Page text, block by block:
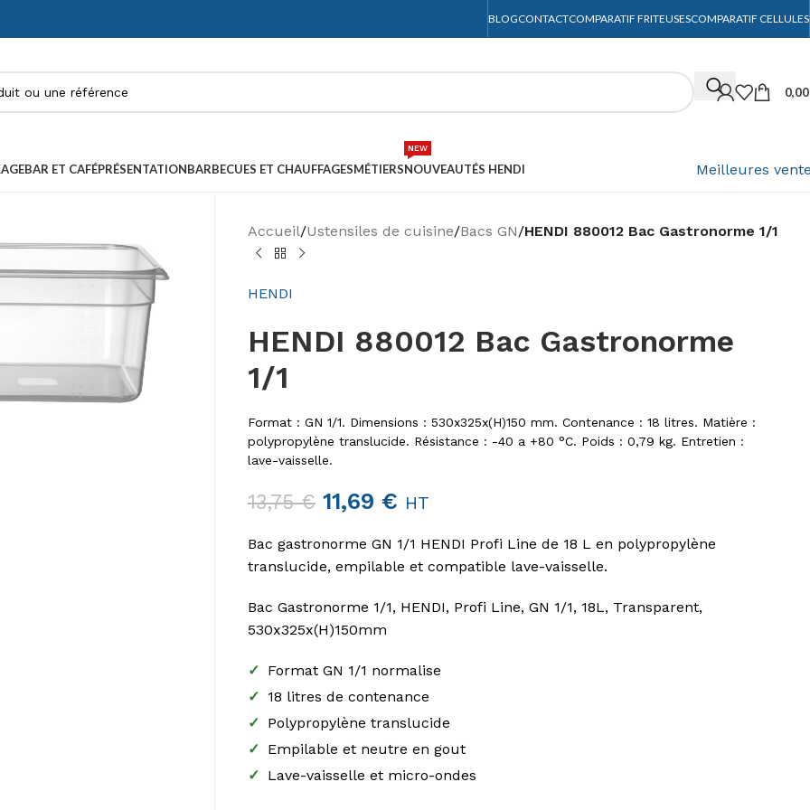
BLOGCONTACTCOMPARATIF FRITEUSESCOMPARATIF CELLULES
BAR ET CAFÉPRÉSENTATIONBARBECUES ET CHAUFFAGESMÉTIERSNOUVEAUTÉS HENDI
NEW
Meilleures
Accueil/Ustensiles de cuisine/Bacs GN/HENDI 880012 Bac Gastronorme 1/1
HENDI
HENDI 880012 Bac Gastronorme
1/1
Format : GN 1/1. Dimensions : 530x325x(H)150 mm. Contenance : 18 litres. Matière :
polypropylène translucide. Résistance : -40 a +80 °C. Poids : 0,79 kg. Entretien :
lave-vaisselle.
13,75€ 11,69 € HT
Bac gastronorme GN 1/1 HENDI Profi Line de 18 L en polypropylène
translucide, empilable et compatible lave-vaisselle.
Bac Gastronorme 1/1, HENDI, Profi Line, GN 1/1, 18L, Transparent,
530x325x(H)150mm
✓ Format GN 1/1 normalise
✓ 18 litres de contenance
✓ Polypropylène translucide
✓ Empilable et neutre en gout
✓ Lave-vaisselle et micro-ondes